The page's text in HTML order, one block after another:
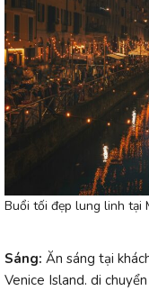
Buổi tối đẹp lung linh tại
Sáng: Ăn sáng tại
Venice Island. di